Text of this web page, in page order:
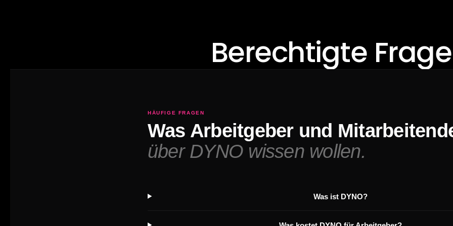
Berechtigte
HÄUFIGE FRAGEN
Was Arbeitgeber und
über DYNO wissen wollen.
Was ist DYNO?